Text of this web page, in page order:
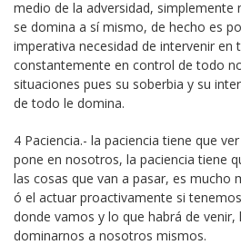
medio de la adversidad, simplemente
se domina a sí mismo, de hecho es
imperativa necesidad de intervenir en
constantemente en control de todo
situaciones pues su soberbia y su
de todo le domina.
4 Paciencia.- la paciencia tiene que
pone en nosotros, la paciencia tiene
las cosas que van a pasar, es mucho
ó el actuar proactivamente si
donde vamos y lo que habrá de venir,
dominarnos a nosotros mismos.